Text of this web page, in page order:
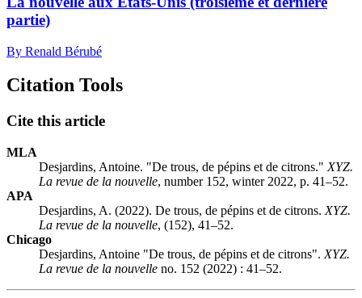
partie)
By Renald Bérubé
Citation Tools
Cite this article
MLA
Desjardins, Antoine. "De trous, de pépins et de citrons." XYZ.
La revue de la nouvelle, number 152, winter 2022, p. 41–52.
APA
Desjardins, A. (2022). De trous, de pépins et de citrons. XYZ.
La revue de la nouvelle, (152), 41–52.
Chicago
Desjardins, Antoine "De trous, de pépins et de citrons". XYZ.
La revue de la nouvelle no. 152 (2022) : 41–52.